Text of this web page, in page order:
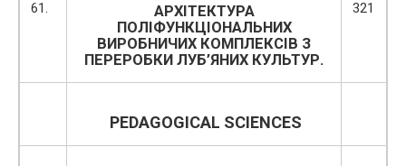
61.
АРХІТЕКТУРА
ПОЛІФУНКЦІОНАЛЬНИХ
ВИРОБНИЧИХ КОМПЛЕКСІВ З
ПЕРЕРОБКИ ЛУБ’ЯНИХ КУЛЬТУР.
321
PEDAGOGICAL SCIENCES